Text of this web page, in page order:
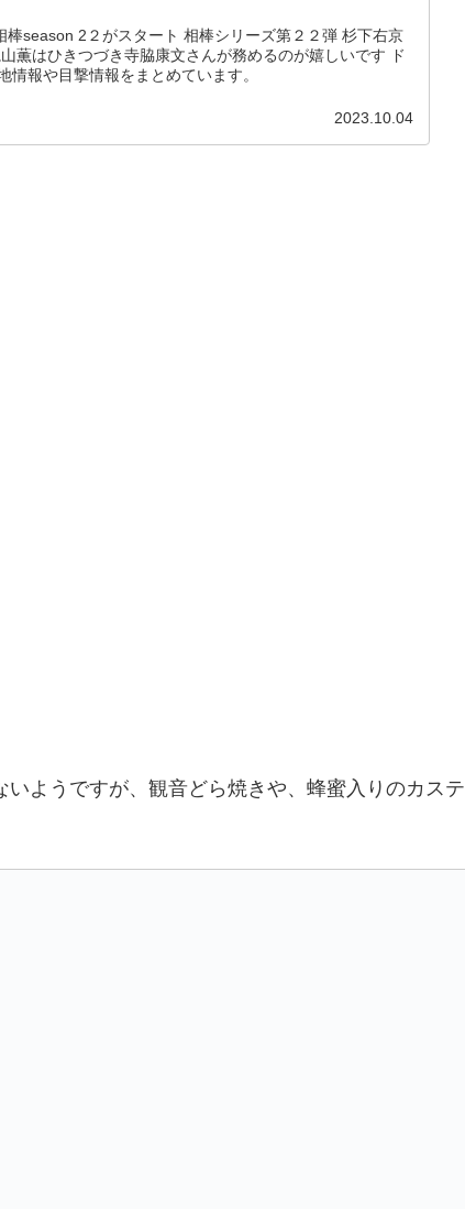
棒season 2２がスタート 相棒シリーズ第２２弾 杉下右京
山薫はひきつづき寺脇康文さんが務めるのが嬉しいです ド
情報や目撃情報をまとめています。
2023.10.04
ようですが、観音どら焼きや、蜂蜜入りのカステ